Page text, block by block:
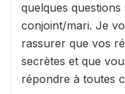
quelques
conjoint/mari. Je
rassurer que vos
secrètes et que
répondre à toutes